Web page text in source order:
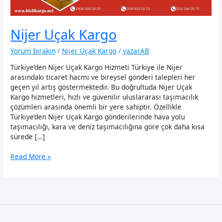
Nijer Uçak Kargo
Yorum bırakın / Nijer Uçak Kargo /yazarAB
Türkiye’den Nijer Uçak Kargo Hizmeti Türkiye ile Nijer
arasındaki ticaret hacmi ve bireysel gönderi talepleri her
geçen yıl artış göstermektedir. Bu doğrultuda Nijer Uçak
Kargo hizmetleri, hızlı ve güvenilir uluslararası taşımacılık
çözümleri arasında önemli bir yere sahiptir. Özellikle
Türkiye’den Nijer Uçak Kargo gönderilerinde hava yolu
taşımacılığı, kara ve deniz taşımacılığına göre çok daha kısa
sürede […]
Nijer
Read More »